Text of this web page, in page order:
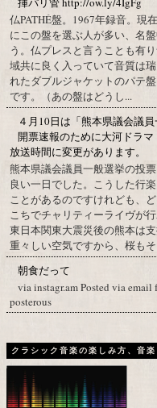
仏PATHÉ盤。1967年録音。現
にこの盤を選ぶ人が多い、名
う。仏プレスと言うことも有
域共に良く入っていて音質は
れたダブルジャケットのパテ
です。（あの盤はどうし...
４月10日は「熊本県議会議員
開票速報のために大河ドラ
放送時間に変更があります。
熊本県議会議員一般選挙の投
良い一日でした。こうした行
ことがあるのですけれども、
こちでチャリティーライヴが
東日本関東大震災後の熊本は
重々しい空気ですから、桜も
朝食だって
via instagr.am Posted via email
posterous
クラシック音楽の楽しみ方、音